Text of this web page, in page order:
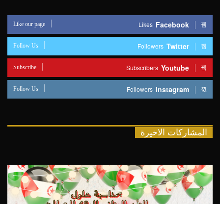
Facebook
Likes
Like our page
Twitter
Followers
Follow Us
Youtube
Subscribers
Subscribe
Instagram
Followers
Follow Us
المشاركات الاخيرة